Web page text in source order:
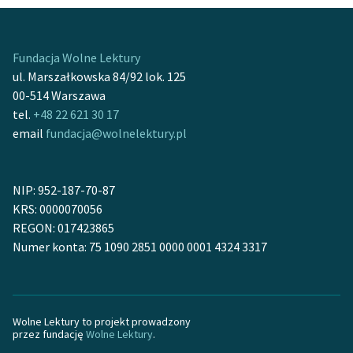
Deklaracja dostępności
kłopotami finansowymi i nie uporał się z nimi do końca,
mln sprzedanych egzemplarzy): pozostawił po sobie
długi wysokości ponad 150 tys. funtów.
Fundacja Wolne Lektury
ul. Marszałkowska 84/92 lok. 125
00-514 Warszawa
tel. +48 22 621 30 17
email fundacja@wolnelektury.pl
NIP: 952-187-70-87
KRS: 0000070056
REGON: 017423865
Numer konta: 75 1090 2851 0000 0001 4324 3317
Wolne Lektury to projekt prowadzony
przez fundację Wolne Lektury.